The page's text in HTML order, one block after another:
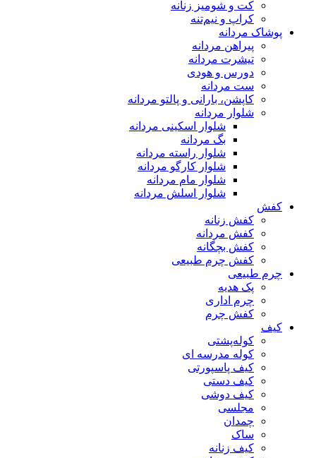
کت و شومیز زنانه
کراپ و نیم‌تنه
پوشاک مردانه
پیراهن مردانه
تیشرت مردانه
دورس و هودی
ست مردانه
کاپشن، بارانی و پالتو مردانه
شلوار مردانه
شلوار اسکینی مردانه
بگ مردانه
شلوار راسته مردانه
شلوار کارگو مردانه
شلوار مام مردانه
شلوار اسلش مردانه
کفش
کفش زنانه
کفش مردانه
کفش بچگانه
کفش چرم طبیعی
چرم طبیعی
پک هدیه
چرم اداری
کفش چرم
کیف
کوله‌پشتی
کوله مدرسه ای
کیف پاسپورتی
کیف دستی
کیف دوشی
مجلسی
چمدان
ساک
کیف زنانه